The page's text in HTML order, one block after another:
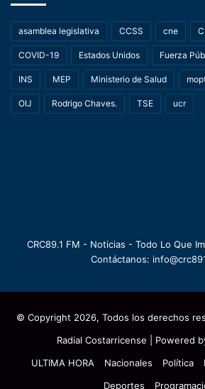
asamblea legislativa CCSS cne
COVID-19 Estados Unidos Fuerza
INS MEP Ministerio de Salud
OIJ Rodrigo Chaves. TSE ucr
CRC89.1 FM - Noticias - Todo Lo Que
Contáctanos:
© Copyright 2026, Todos los derechos
Radial Costarricense | Powered
ULTIMA HORA
Nacionales Política
Deportes